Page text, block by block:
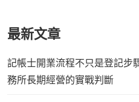
最新文章
記帳士開業流程不只是登記步
務所長期經營的實戰判斷